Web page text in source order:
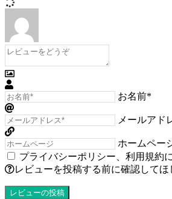
お名前*
メールアド
ホームペー
プライバシーポリシー
利用規約
レビューを投稿する前に確認してほ